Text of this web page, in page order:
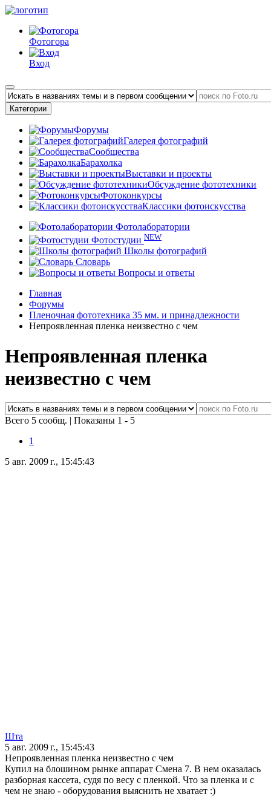
Фотогора
Вход
Категории
Форумы
Галерея фотографий
Сообщества
Барахолка
Выставки и проекты
Обсуждение фототехники
Фотоконкурсы
Классики фотоискусства
Фотолаборатории
Фотостудии NEW
Школы фотографий
Словарь
Вопросы и ответы
Главная
Форумы
Пленочная фототехника 35 мм. и принадлежности
Непроявленная пленка неизвестно с чем
Непроявленная пленка
неизвестно с чем
Всего 5 сообщ. | Показаны 1 - 5
1
5 авг. 2009 г., 15:45:43
Шта
5 авг. 2009 г., 15:45:43
Непроявленная пленка неизвестно с чем
Купил на блошином рынке аппарат Смена 7. В нем оказалась
разборная кассета, судя по весу с пленкой. Что за пленка и с
чем не знаю - оборудования выяснить не хватает :)